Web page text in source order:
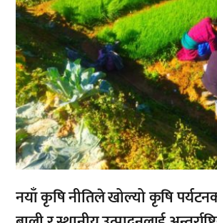
नयाँ कृषि नीतिले खोल्यो कृषि